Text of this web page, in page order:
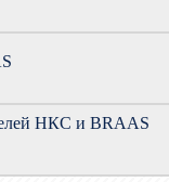
НКС и BRAAS